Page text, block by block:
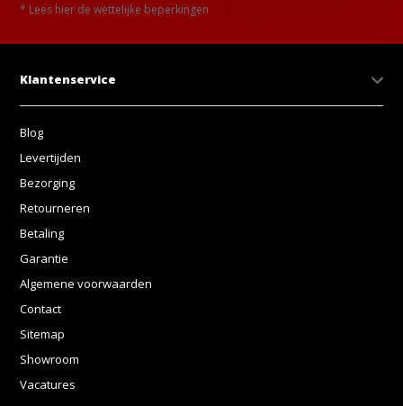
* Lees hier de wettelijke beperkingen
Klantenservice
Blog
Levertijden
Bezorging
Retourneren
Betaling
Garantie
Algemene voorwaarden
Contact
Sitemap
Showroom
Vacatures